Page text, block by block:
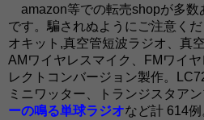
amazon等での転売shopが多数
です。騙されぬようにご注意く
オキット,真空管短波ラジオ、真
AMワイヤレスマイク、FMワイ
レクトコンバージョン製作。
ミニワッター、トランジスタア
ーの鳴る単球ラジオなど計 614